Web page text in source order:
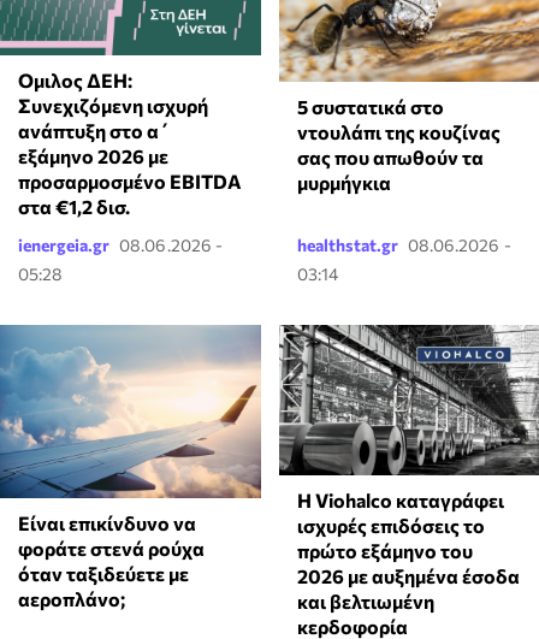
Ομιλος ΔΕΗ:
Συνεχιζόμενη ισχυρή
ανάπτυξη στο α΄
εξάμηνο 2026 με
προσαρμοσμένο EBITDA
στα €1,2 δισ.
ienergeia.gr 08.06.2026 -
05:28
⁠5 συστατικά στο
ντουλάπι της κουζίνας
σας που απωθούν τα
μυρμήγκια
healthstat.gr 08.06.2026 -
03:14
⁠Είναι επικίνδυνο να
φοράτε στενά ρούχα
όταν ταξιδεύετε με
αεροπλάνο;
Η Viohalco καταγράφει
ισχυρές επιδόσεις το
πρώτο εξάμηνο του
2026 με αυξημένα έσοδα
και βελτιωμένη
κερδοφορία